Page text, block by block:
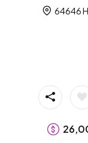
64646